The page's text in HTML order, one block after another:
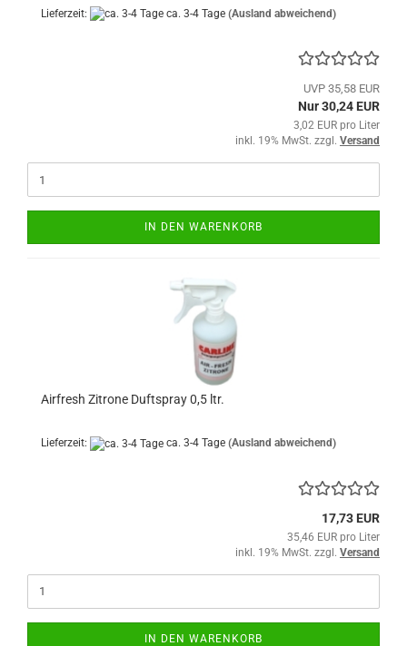
Lieferzeit: ca. 3-4 Tage (Ausland abweichend)
UVP 35,58 EUR
Nur 30,24 EUR
3,02 EUR pro Liter
inkl. 19% MwSt. zzgl. Versand
IN DEN WARENKORB
Airfresh Zitrone Duftspray 0,5 ltr.
Lieferzeit: ca. 3-4 Tage (Ausland abweichend)
17,73 EUR
35,46 EUR pro Liter
inkl. 19% MwSt. zzgl. Versand
IN DEN WARENKORB